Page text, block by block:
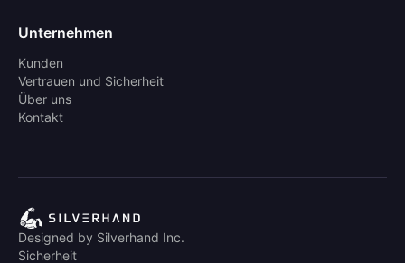
Unternehmen
Kunden
Vertrauen und Sicherheit
Über uns
Kontakt
Designed by Silverhand Inc.
Sicherheit